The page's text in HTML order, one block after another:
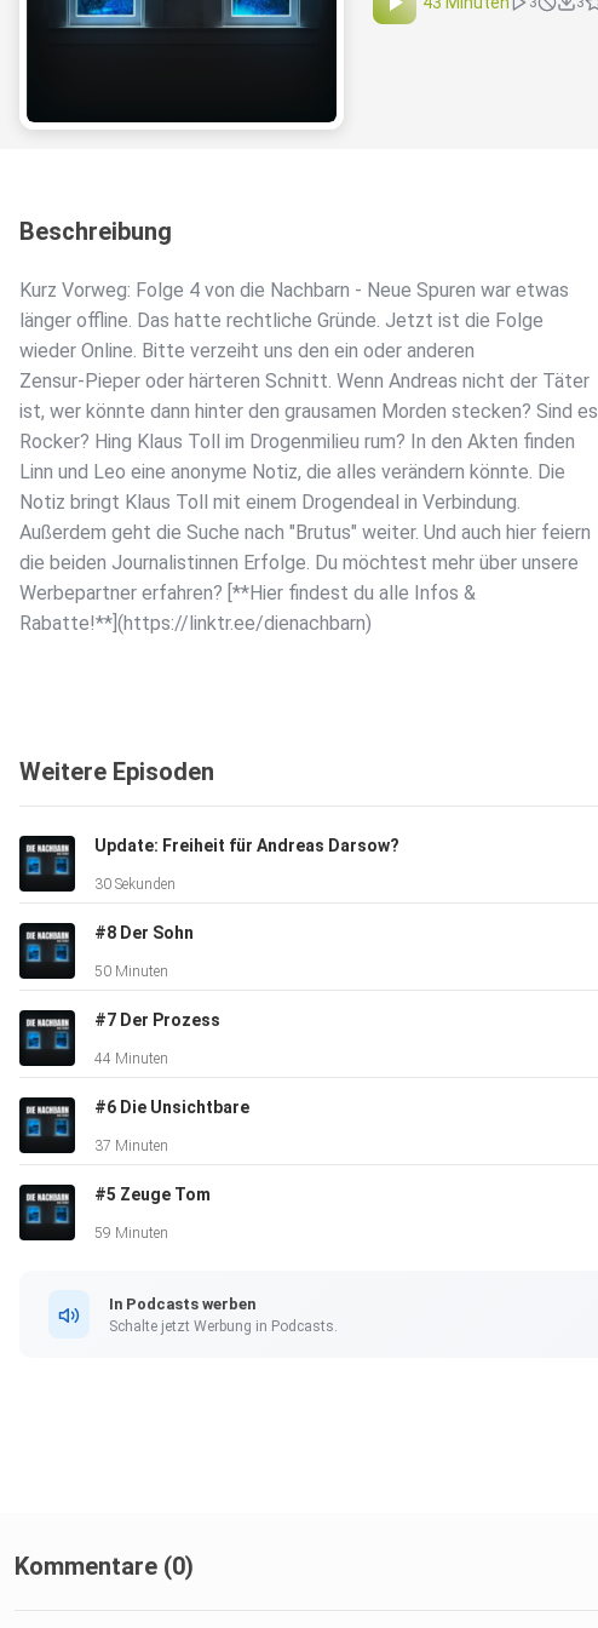
Beschreibung
Kurz Vorweg: Folge 4 von die Nachbarn - Neue Spuren war etwas
länger offline. Das hatte rechtliche Gründe. Jetzt ist die Folge
wieder Online. Bitte verzeiht uns den ein oder anderen
Zensur-Pieper oder härteren Schnitt. Wenn Andreas nicht der Täter
ist, wer könnte dann hinter den grausamen Morden stecken? Sind es
Rocker? Hing Klaus Toll im Drogenmilieu rum? In den Akten finden
Linn und Leo eine anonyme Notiz, die alles verändern könnte. Die
Notiz bringt Klaus Toll mit einem Drogendeal in Verbindung.
Außerdem geht die Suche nach "Brutus" weiter. Und auch hier feiern
die beiden Journalistinnen Erfolge. Du möchtest mehr über unsere
Werbepartner erfahren? [**Hier findest du alle Infos &
Rabatte!**](https://linktr.ee/dienachbarn)
Weitere Episoden
Update: Freiheit für Andreas Darsow?
30 Sekunden
#8 Der Sohn
50 Minuten
#7 Der Prozess
44 Minuten
#6 Die Unsichtbare
37 Minuten
#5 Zeuge Tom
59 Minuten
In Podcasts werben
Schalte jetzt Werbung in Podcasts.
Kommentare (0)